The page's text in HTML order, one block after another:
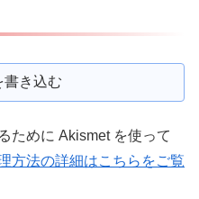
書き込む
ために Akismet を使って
方法の詳細はこちらをご覧